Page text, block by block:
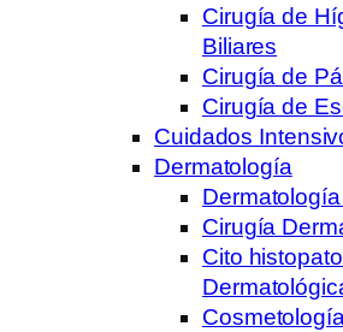
Cirugía de
Biliares
Cirugía de
Cirugía de
Cuidados
Dermatología
Cirugía
Cito
Cosmetología